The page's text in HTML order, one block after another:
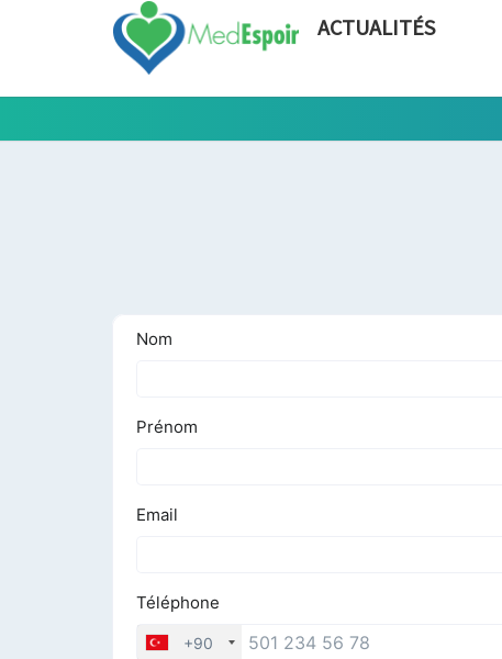
ACTUALITÉS